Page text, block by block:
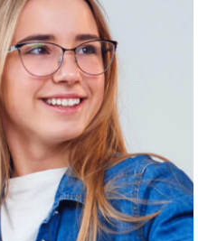
با خرید
۳ ساله
تمدید
حداقل
آیا